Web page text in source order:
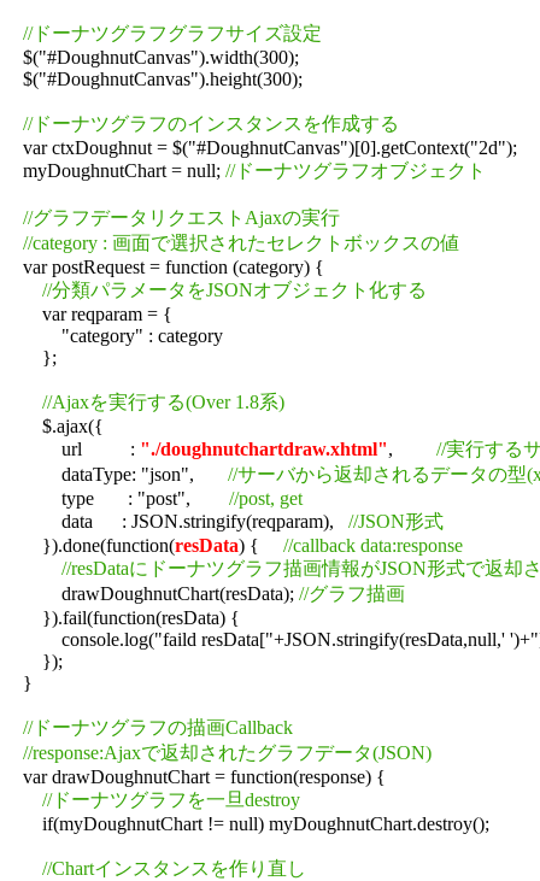
//ドーナツグラフグラフサイズ設定
    $("#DoughnutCanvas").width(300);
    $("#DoughnutCanvas").height(300);
//ドーナツグラフのインスタンスを作成する
    var ctxDoughnut = $("#DoughnutCanvas")[0].getContext("2d");
    myDoughnutChart = null;
//ドーナツグラフオブジェクト
//グラフデータリクエストAjaxの実行
//category : 画面で選択されたセレクトボックスの値
    var postRequest = function (category) {
//分類パラメータをJSONオブジェクト化する
        var reqparam = {
            "category" : category
        };
//Ajaxを実行する(Over 1.8系)
        $.ajax({
            url          :
"./doughnutchartdraw.xhtml", //実行する
            dataType: "json",
//サーバから返却されるデータの型
            type       : "post",
//post, get
            data      : JSON.stringify(reqparam),
//JSON形式
        }).done(function(
resData) { //callback data:response
//resDataにドーナツグラフ描画情報がJSON形式で返却
            drawDoughnutChart(resData);
//グラフ描画
        }).fail(function(resData) {
console.log("faild resData["+JSON.stringify(resData,null,'
        });
    }
//ドーナツグラフの描画Callback
//response:Ajaxで返却されたグラフデータ(JSON)
    var drawDoughnutChart = function(response) {
//ドーナツグラフを一旦destroy
        if(myDoughnutChart != null) myDoughnutChart.destroy();
//Chartインスタンスを作り直し